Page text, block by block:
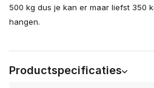
500 kg dus je kan er maar liefst 350
hangen.
Productspecificaties